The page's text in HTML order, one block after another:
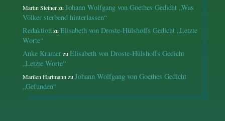
Martin SteinerzuJohann Wolfgang von Goethes Gedicht „Was
Völker sterbend hinterlassen“
RedaktionzuElisabeth von Droste-Hülshoffs Gedicht „Letzte
Worte“
Anke KramerzuElisabeth von Droste-Hülshoffs Gedicht
„Letzte Worte“
Marilen HartmannzuJohann Wolfgang von Goethes Gedicht
„Gefunden“